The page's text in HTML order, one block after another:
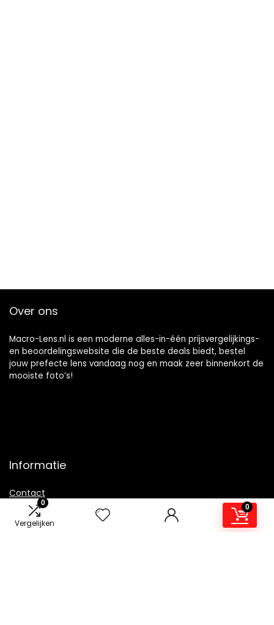
0
Vergelijken
0
Over ons
Macro-Lens.nl is een moderne alles-in-één prijsvergelijkings-
en beoordelingswebsite die de beste deals biedt, bestel
jouw prefecte lens vandaag nog en maak zeer binnenkort de
mooiste foto’s!
Informatie
Contact
Klantenservice
Over ons